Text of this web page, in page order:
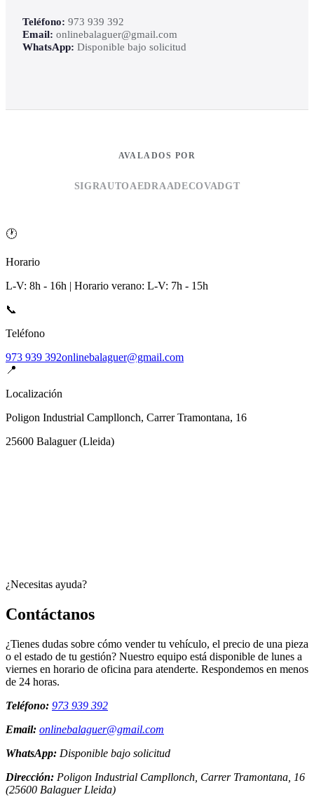
Teléfono: 973 939 392
Email: onlinebalaguer@gmail.com
WhatsApp: Disponible bajo solicitud
AVALADOS POR
SIGRAUTOAEDRAADECOVADGT
🕐
Horario
L-V: 8h - 16h | Horario verano: L-V: 7h - 15h
📞
Teléfono
973 939 392onlinebalaguer@gmail.com
📍
Localización
Poligon Industrial Campllonch, Carrer Tramontana, 16
25600 Balaguer(Lleida)
¿Necesitas ayuda?
Contáctanos
¿Tienes dudas sobre cómo vender tu vehículo, el precio de una pieza
o el estado de tu gestión? Nuestro equipo está disponible de lunes a
viernes en horario de oficina para atenderte. Respondemos en menos
de 24 horas.
Teléfono: 973 939 392
Email: onlinebalaguer@gmail.com
WhatsApp: Disponible bajo solicitud
Dirección: Poligon Industrial Campllonch, Carrer Tramontana, 16
(25600 Balaguer Lleida)